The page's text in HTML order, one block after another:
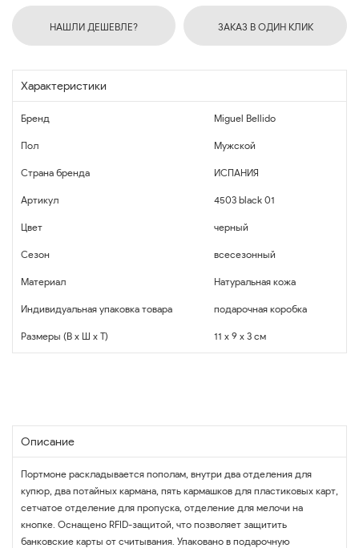
НАШЛИ ДЕШЕВЛЕ? ЗАКАЗ В ОДИН КЛИК
Характеристики
Бренд Miguel Bellido
Пол Мужской
Страна бренда ИСПАНИЯ
Артикул 4503 black 01
Цвет черный
Сезон всесезонный
Материал Натуральная кожа
Индивидуальная упаковка товара подарочная коробка
Размеры (В x Ш x Т) 11 x 9 x 3 см
Описание
Портмоне раскладывается пополам, внутри два отделения для
купюр, два потайных кармана, пять кармашков для пластиковых карт,
сетчатое отделение для пропуска, отделение для мелочи на
кнопке. Оснащено RFID-защитой, что позволяет защитить
банковские карты от считывания. Упаковано в подарочную